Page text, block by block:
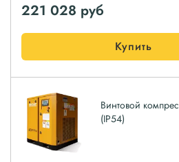
221 028 руб
Купить
Винтовой
(IP54)